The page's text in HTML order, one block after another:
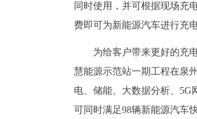
同时使用，并可根据现场充
费即可为新能源汽车进行充
为给客户带来更好的充
慧能源示范站一期工程在泉
电、储能、大数据分析、
可同时满足98辆新能源汽车